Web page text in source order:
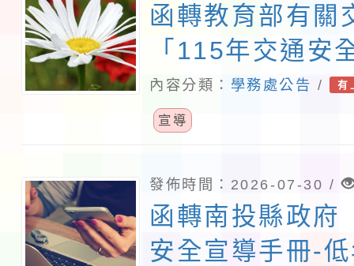
函轉教育部有關
「115年交通安
材下載連結，請
「https://
相關宣導工作，
內容分類： 學務處公告 / 有
宣導
發佈時間：2026-07-30 /
函轉南投縣政府
安全宣導手冊-